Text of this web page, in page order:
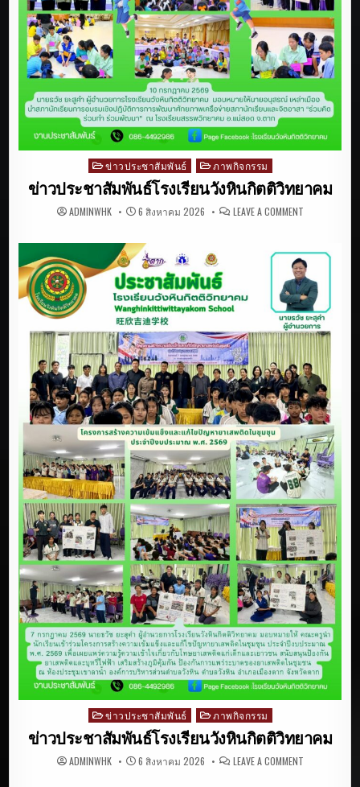
Posted
in
ข่าวประชาสัมพันธ์ ภาพกิจกรรม
ข่าวประชาสัมพันธ์โรงเรียนวังหินกิตติวิทยาคม
ADMINWHK 6 สิงหาคม 2026 LEAVE A COMMENTON
วัง
หิน
กิตติ
วิทยาคม
Posted
in
ข่าวประชาสัมพันธ์ ภาพกิจกรรม
ข่าวประชาสัมพันธ์โรงเรียนวังหินกิตติวิทยาคม
ADMINWHK 6 สิงหาคม 2026 LEAVE A COMMENTON